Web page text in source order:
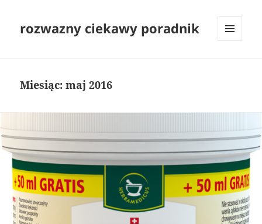
rozwazny ciekawy poradnik
Miesiąc:maj 2016